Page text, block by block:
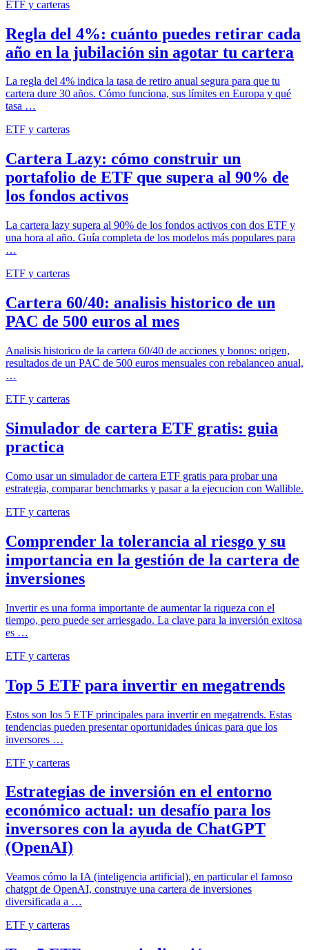
ETF y carteras
Regla del 4%: cuánto puedes retirar cada
año en la jubilación sin agotar tu cartera
La regla del 4% indica la tasa de retiro anual segura para que tu
cartera dure 30 años. Cómo funciona, sus límites en Europa y qué
tasa …
ETF y carteras
Cartera Lazy: cómo construir un
portafolio de ETF que supera al 90% de
los fondos activos
La cartera lazy supera al 90% de los fondos activos con dos ETF y
una hora al año. Guía completa de los modelos más populares para
…
ETF y carteras
Cartera 60/40: analisis historico de un
PAC de 500 euros al mes
Analisis historico de la cartera 60/40 de acciones y bonos: origen,
resultados de un PAC de 500 euros mensuales con rebalanceo anual,
…
ETF y carteras
Simulador de cartera ETF gratis: guia
practica
Como usar un simulador de cartera ETF gratis para probar una
estrategia, comparar benchmarks y pasar a la ejecucion con Wallible.
ETF y carteras
Comprender la tolerancia al riesgo y su
importancia en la gestión de la cartera de
inversiones
Invertir es una forma importante de aumentar la riqueza con el
tiempo, pero puede ser arriesgado. La clave para la inversión exitosa
es …
ETF y carteras
Top 5 ETF para invertir en megatrends
Estos son los 5 ETF principales para invertir en megatrends. Estas
tendencias pueden presentar oportunidades únicas para que los
inversores …
ETF y carteras
Estrategias de inversión en el entorno
económico actual: un desafío para los
inversores con la ayuda de ChatGPT
(OpenAI)
Veamos cómo la IA (inteligencia artificial), en particular el famoso
chatgpt de OpenAI, construye una cartera de inversiones
diversificada a …
ETF y carteras